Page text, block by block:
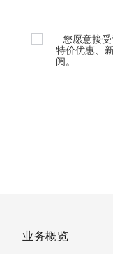
您愿意接
特价优惠、
阅。
业务概览